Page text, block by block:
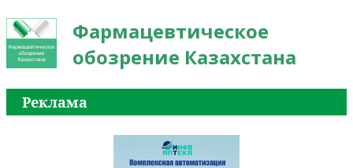
Фармацевтическое
обозрение Казахстана
Реклама